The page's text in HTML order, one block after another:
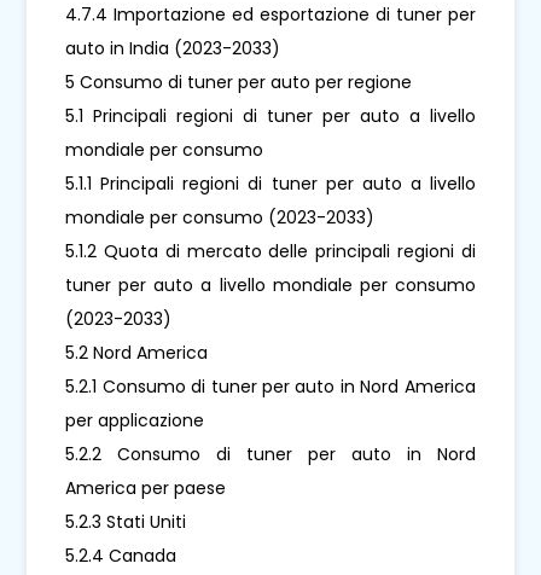
4.7.4 Importazione ed esportazione di tuner per
auto in India (2023-2033)
5 Consumo di tuner per auto per regione
5.1 Principali regioni di tuner per auto a livello
mondiale per consumo
5.1.1 Principali regioni di tuner per auto a livello
mondiale per consumo (2023-2033)
5.1.2 Quota di mercato delle principali regioni di
tuner per auto a livello mondiale per consumo
(2023-2033)
5.2 Nord America
5.2.1 Consumo di tuner per auto in Nord America
per applicazione
5.2.2 Consumo di tuner per auto in Nord
America per paese
5.2.3 Stati Uniti
5.2.4 Canada